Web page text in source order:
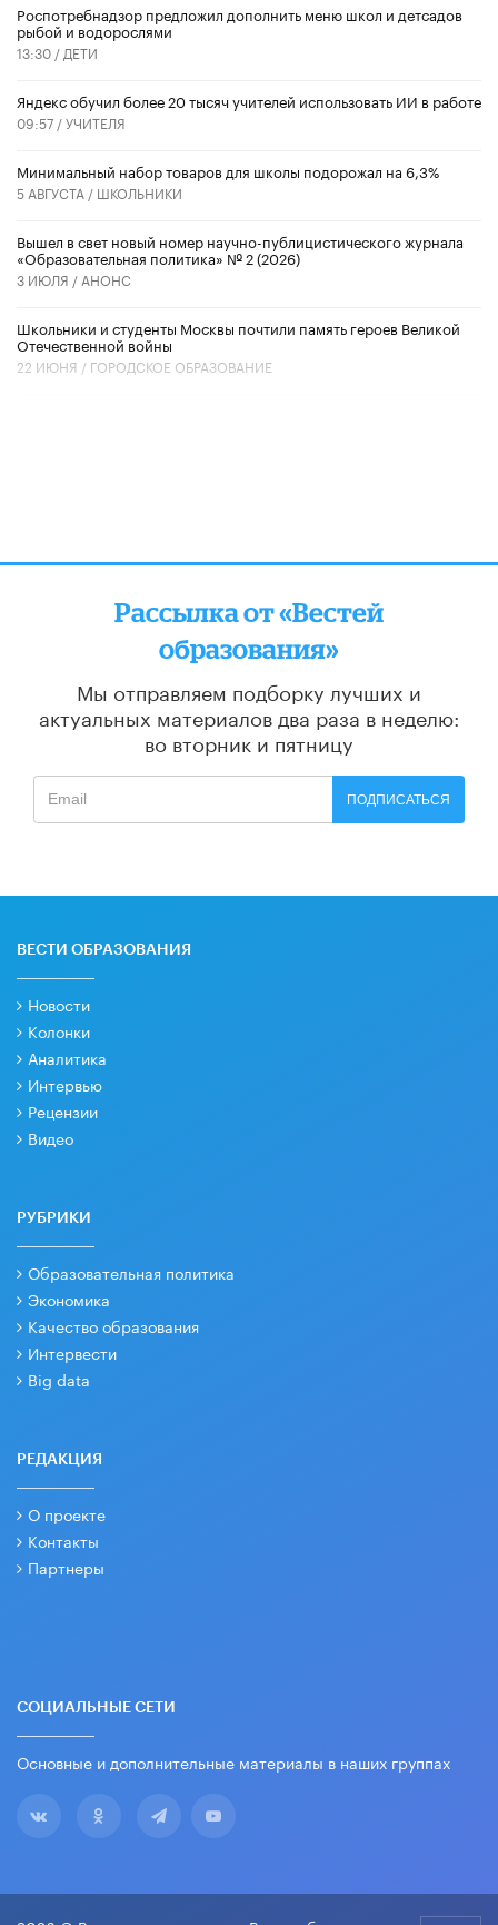
Роспотребнадзор предложил дополнить меню школ и детсадов
рыбой и водорослями
13:30 / ДЕТИ
​Яндекс обучил более 20 тысяч учителей использовать ИИ в работе
09:57 /УЧИТЕЛЯ
Минимальный набор товаров для школы подорожал на 6,3%
5 АВГУСТА / ШКОЛЬНИКИ
Вышел в свет новый номер научно-публицистического журнала
«Образовательная политика» № 2 (2026)
3 ИЮЛЯ / АНОНС
Школьники и студенты Москвы почтили память героев Великой
Отечественной войны
22 ИЮНЯ / ГОРОДСКОЕ ОБРАЗОВАНИЕ
Рассылка от «Вестей
образования»
Мы отправляем подборку лучших и
актуальных материалов два раза в неделю:
во вторник и пятницу
ПОДПИСАТЬСЯ
ВЕСТИ ОБРАЗОВАНИЯ
Новости
Колонки
Аналитика
Интервью
Рецензии
Видео
РУБРИКИ
Образовательная политика
Экономика
Качество образования
Интервести
Big data
РЕДАКЦИЯ
О проекте
Контакты
Партнеры
СОЦИАЛЬНЫЕ СЕТИ
Основные и дополнительные материалы в наших группах